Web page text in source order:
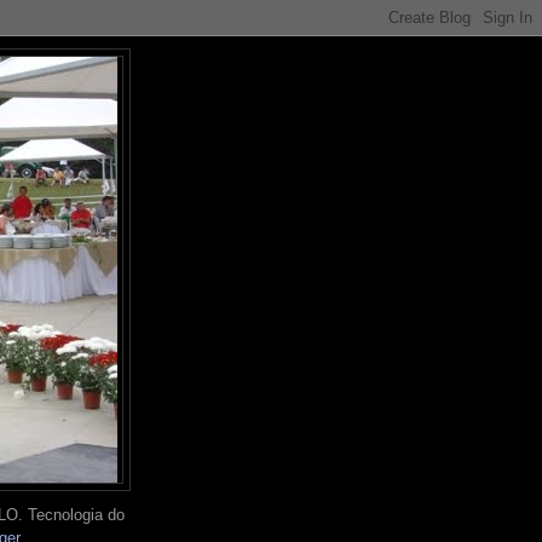
Tecnologia do
.